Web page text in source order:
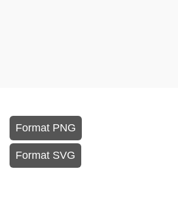
Format PNG
Format SVG